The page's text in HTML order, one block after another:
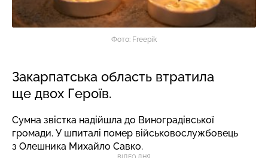
Фото: Freepik
Закарпатська область втратила
ще двох Героїв.
Сумна звістка надійшла до Виноградівської
громади. У шпиталі помер військовослужбовець
з Олешника Михайло Савко.